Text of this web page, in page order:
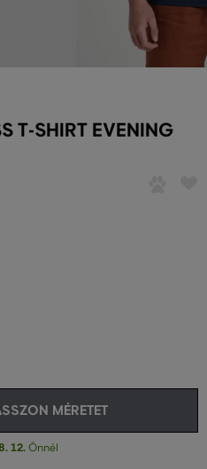
T-SHIRT EVENING
MÉRETET
12. Önnél